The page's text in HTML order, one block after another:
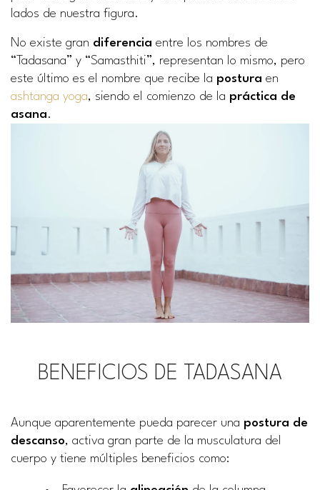
lados de nuestra figura.
No existe gran diferencia entre los nombres de
“Tadasana” y “Samasthiti”, representan lo mismo, pero
este último es el nombre que recibe la postura en
ashtanga yoga, siendo el comienzo de la práctica de
asana.
BENEFICIOS DE TADASANA
Aunque aparentemente pueda parecer una postura de
descanso, activa gran parte de la musculatura del
cuerpo y tiene múltiples beneficios como: